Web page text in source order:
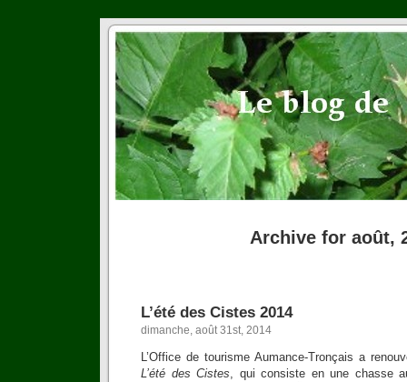
Archive for août,
L’été des Cistes 2014
dimanche, août 31st, 2014
L’Office de tourisme Aumance-Tronçais a
L’été des Cistes, qui consiste en une chasse